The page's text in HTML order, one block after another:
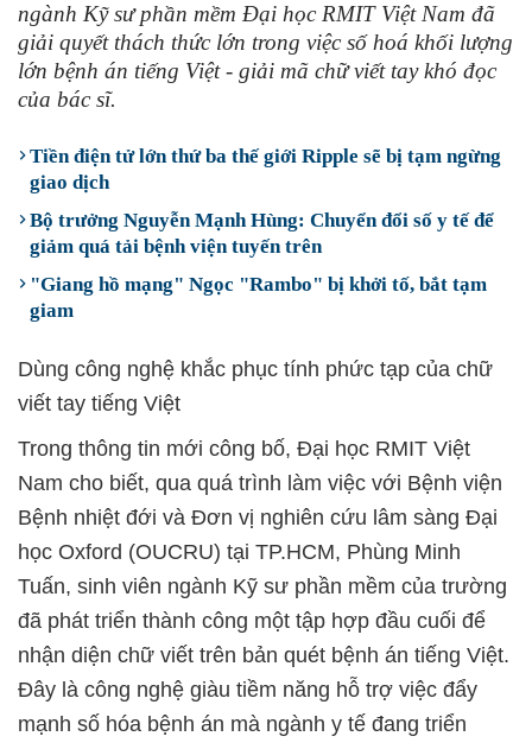
ngành Kỹ sư phần mềm Đại học RMIT Việt Nam đã
giải quyết thách thức lớn trong việc số hoá khối lượng
lớn bệnh án tiếng Việt - giải mã chữ viết tay khó đọc
của bác sĩ.
Tiền điện tử lớn thứ ba thế giới Ripple sẽ bị tạm ngừng
giao dịch
Bộ trưởng Nguyễn Mạnh Hùng: Chuyển đổi số y tế để
giảm quá tải bệnh viện tuyến trên
"Giang hồ mạng" Ngọc "Rambo" bị khởi tố, bắt tạm
giam
Dùng công nghệ khắc phục tính phức tạp của chữ
viết tay tiếng Việt
Trong thông tin mới công bố, Đại học RMIT Việt
Nam cho biết, qua quá trình làm việc với Bệnh viện
Bệnh nhiệt đới và Đơn vị nghiên cứu lâm sàng Đại
học Oxford (OUCRU) tại TP.HCM, Phùng Minh
Tuấn, sinh viên ngành Kỹ sư phần mềm của trường
đã phát triển thành công một tập hợp đầu cuối để
nhận diện chữ viết trên bản quét bệnh án tiếng Việt.
Đây là công nghệ giàu tiềm năng hỗ trợ việc đẩy
mạnh số hóa bệnh án mà ngành y tế đang triển